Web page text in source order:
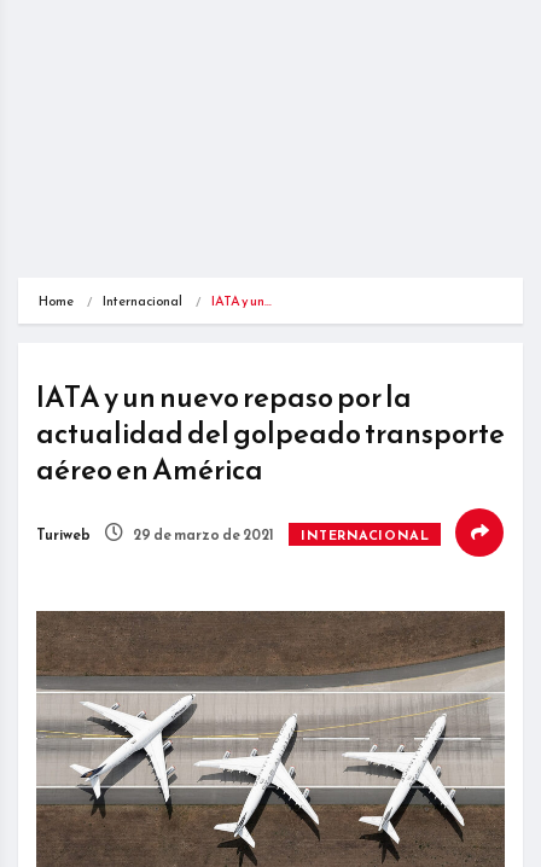
Home Internacional IATA y un…
IATA y un nuevo repaso por la
actualidad del golpeado transporte
aéreo en América
Turiweb 29 de marzo de 2021 INTERNACIONAL